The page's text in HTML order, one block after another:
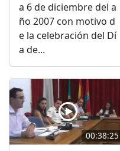
a 6 de diciembre del a
ño 2007 con motivo d
e la celebración del Dí
a de...
00:38:25